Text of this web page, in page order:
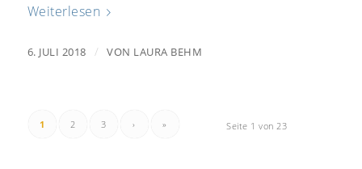
Weiterlesen
6. JULI 2018 / VON LAURA BEHM
Seite 1 von 23
1 2 3 › »